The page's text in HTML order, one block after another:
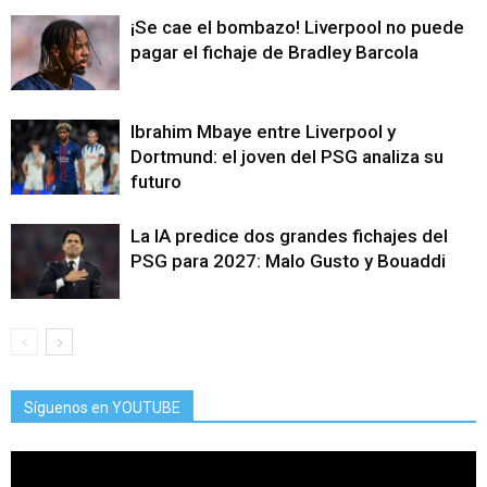
¡Se cae el bombazo! Liverpool no puede
pagar el fichaje de Bradley Barcola
Ibrahim Mbaye entre Liverpool y
Dortmund: el joven del PSG analiza su
futuro
La IA predice dos grandes fichajes del
PSG para 2027: Malo Gusto y Bouaddi
Síguenos en YOUTUBE